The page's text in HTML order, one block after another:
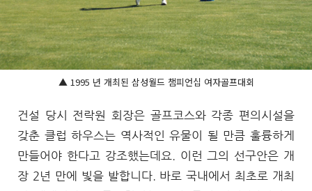
▲ 1995 년 개최된 삼성월드 챔피언십 여자골프대회
건설 당시 전락원 회장은 골프코스와 각종 편의시설을
갖춘 클럽 하우스는 역사적인 유물이 될 만큼 훌륭하게
만들어야 한다고 강조했는데요. 이런 그의 선구안은 개
장 2년 만에 빛을 발합니다. 바로 국내에서 최초로 개최